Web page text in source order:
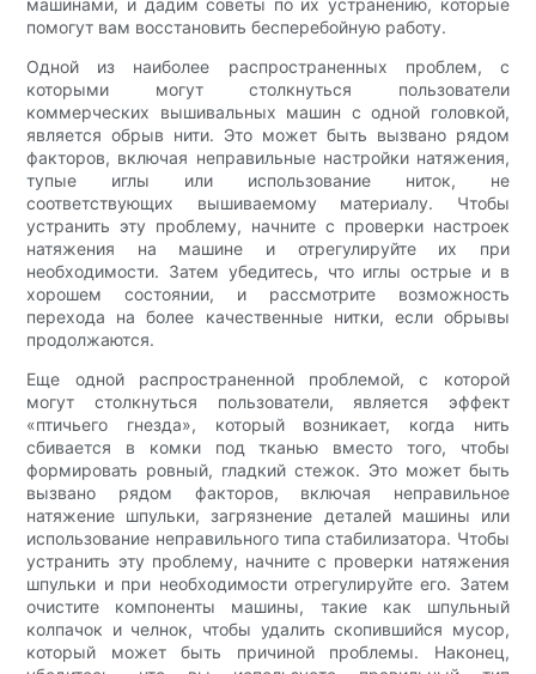
машинами, и дадим советы по их устранению, которые
помогут вам восстановить бесперебойную работу.
Одной из наиболее распространенных проблем, с
которыми могут столкнуться пользователи
коммерческих вышивальных машин с одной головкой,
является обрыв нити. Это может быть вызвано рядом
факторов, включая неправильные настройки натяжения,
тупые иглы или использование ниток, не
соответствующих вышиваемому материалу. Чтобы
устранить эту проблему, начните с проверки настроек
натяжения на машине и отрегулируйте их при
необходимости. Затем убедитесь, что иглы острые и в
хорошем состоянии, и рассмотрите возможность
перехода на более качественные нитки, если обрывы
продолжаются.
Еще одной распространенной проблемой, с которой
могут столкнуться пользователи, является эффект
«птичьего гнезда», который возникает, когда нить
сбивается в комки под тканью вместо того, чтобы
формировать ровный, гладкий стежок. Это может быть
вызвано рядом факторов, включая неправильное
натяжение шпульки, загрязнение деталей машины или
использование неправильного типа стабилизатора. Чтобы
устранить эту проблему, начните с проверки натяжения
шпульки и при необходимости отрегулируйте его. Затем
очистите компоненты машины, такие как шпульный
колпачок и челнок, чтобы удалить скопившийся мусор,
который может быть причиной проблемы. Наконец,